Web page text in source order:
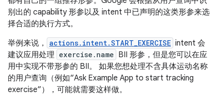
别出的 capability 形参以及 intent 中已声明的这类形参来选
择合适的执行方式。
举例来说，
actions.intent.START_EXERCISE intent 会
建议应用处理 exercise.name BII 形参，但是您可以在应
用中实现不带形参的 BII。 如果您想处理不含具体运动名称
的用户查询（例如“Ask Example App to start tracking
exercise”），可能就需要这样做。